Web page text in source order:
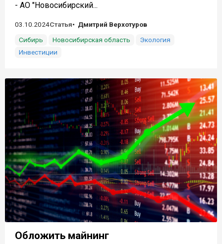
- АО "Новосибирский...
03.10.2024Статья
Дмитрий Верхотуров
Сибирь
Новосибирская область
Экология
Инвестиции
Обложить майнинг